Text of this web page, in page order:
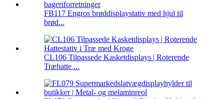
FB117 Engros brøddisplaystativ med hjul til
brød...
CL106 Tilpassede Kasketdisplays | Roterende
Træhatte ...